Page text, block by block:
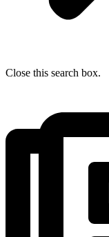
Close this search box.